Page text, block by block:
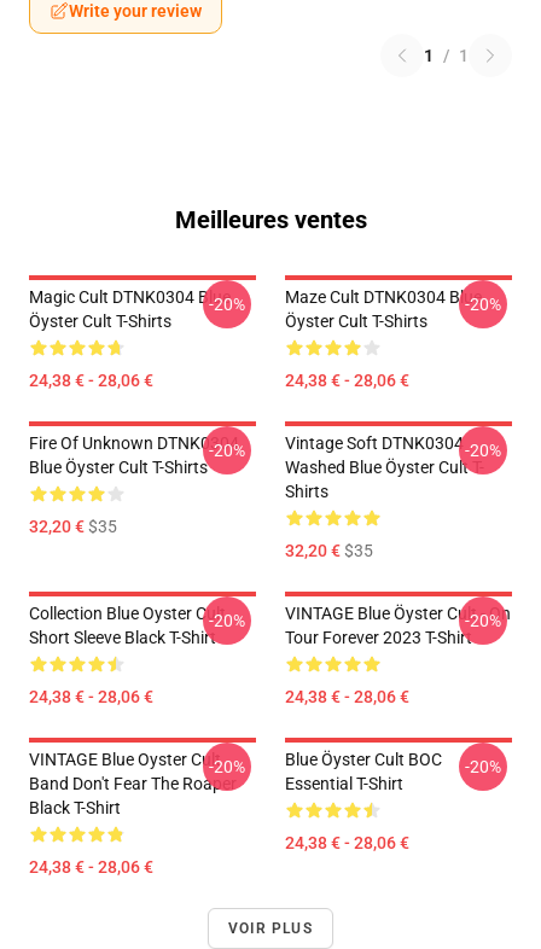
Write your review
1 / 1
Meilleures ventes
Magic Cult DTNK0304 Blue
Öyster Cult T-Shirts
24,38 € - 28,06 €
-20%
Maze Cult DTNK0304 Blue
Öyster Cult T-Shirts
24,38 € - 28,06 €
-20%
Fire Of Unknown DTNK0304
Blue Öyster Cult T-Shirts
32,20 €$35
-20%
Vintage Soft DTNK0304
Washed Blue Öyster Cult T-
Shirts
32,20 €$35
-20%
Collection Blue Oyster Cult
Short Sleeve Black T-Shirt
24,38 € - 28,06 €
-20%
VINTAGE Blue Öyster Cult - On
Tour Forever 2023 T-Shirt
24,38 € - 28,06 €
-20%
VINTAGE Blue Oyster Cult
Band Don't Fear The Roaper
Black T-Shirt
24,38 € - 28,06 €
-20%
Blue Öyster Cult BOC
Essential T-Shirt
24,38 € - 28,06 €
-20%
VOIR PLUS